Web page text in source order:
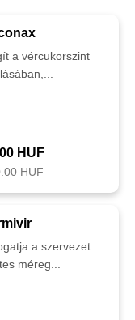
a vércukorszint
HUF
HUF
a szervezet
méreg...